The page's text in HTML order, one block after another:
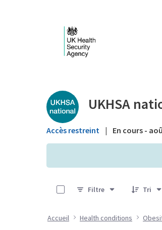
Public library
UKHSA
Accès restreint | En cours -
Filtre
Tri
Accueil Health conditions